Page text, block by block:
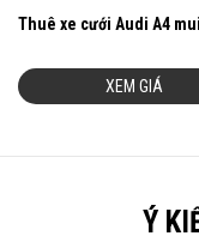
Thuê xe cưới Audi A4
XEM GIÁ
Ý